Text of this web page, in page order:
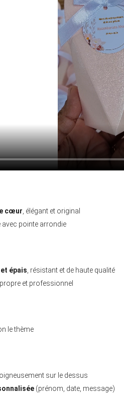
cœur , élégant et original
pointe arrondie
épais , résistant et de haute qualité
et professionnel
le thème
sur le dessus
(prénom, date, message)